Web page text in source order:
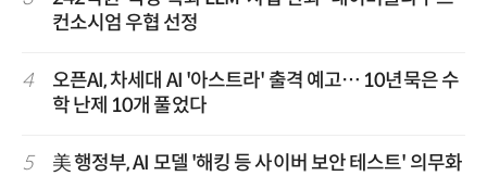
컨소시엄 우협 선정
4
오픈AI, 차세대 AI '아스트라' 출격 예고… 10년묵은 수
학 난제 10개 풀었다
5 美 행정부, AI 모델 '해킹 등 사이버 보안 테스트' 의무화